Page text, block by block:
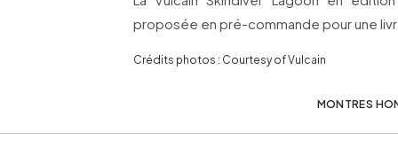
proposée en pré-commande pour une
Crédits photos : Courtesy of Vulcain
MONTRES